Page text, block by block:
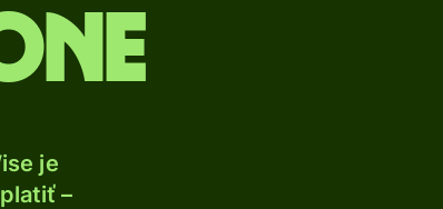
je
–